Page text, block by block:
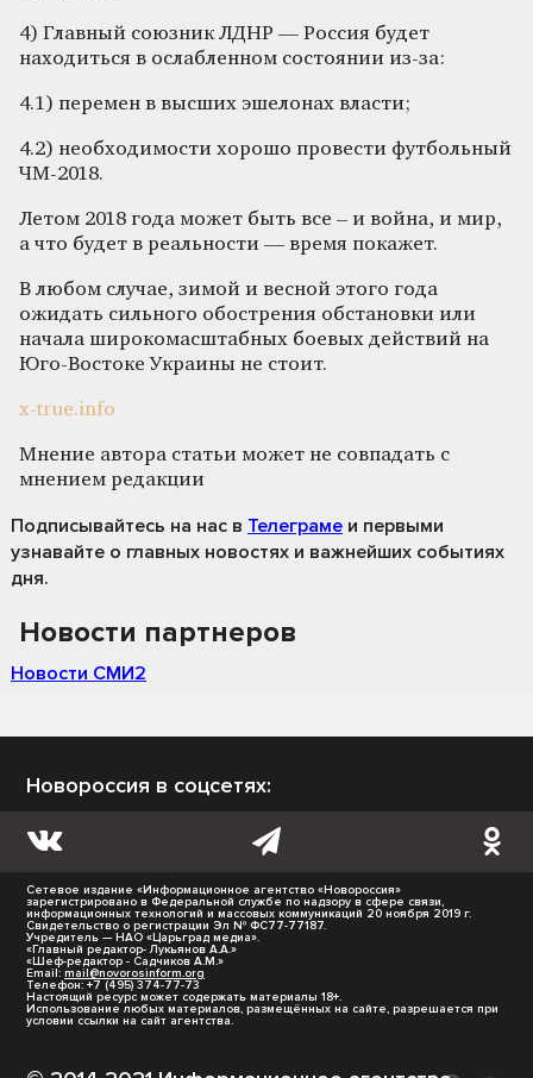
4) Главный союзник ЛДНР — Россия будет
находиться в ослабленном состоянии из-за:
4.1) перемен в высших эшелонах власти;
4.2) необходимости хорошо провести футбольный
ЧМ-2018.
Летом 2018 года может быть все – и война, и мир,
а что будет в реальности — время покажет.
В любом случае, зимой и весной этого года
ожидать сильного обострения обстановки или
начала широкомасштабных боевых действий на
Юго-Востоке Украины не стоит.
x-true.info
Мнение автора статьи может не совпадать с
мнением редакции
Подписывайтесь на нас в Телеграме и первыми
узнавайте о главных новостях и важнейших событиях
дня.
Новости партнеров
Новости СМИ2
Новороссия в соцсетях:
Сетевое издание «Информационное агентство «Новороссия»
зарегистрировано в Федеральной службе по надзору в сфере связи,
информационных технологий и массовых коммуникаций 20 ноября 2019 г.
Свидетельство о регистрации Эл № ФС77-77187.
Учредитель — НАО «Царьград медиа».
«Главный редактор- Лукьянов А.А.»
«Шеф-редактор - Садчиков А.М.»
Email: mail@novorosinform.org
Телефон: +7 (495) 374-77-73
Настоящий ресурс может содержать материалы 18+.
Использование любых материалов, размещённых на сайте, разрешается при
условии ссылки на сайт агентства.